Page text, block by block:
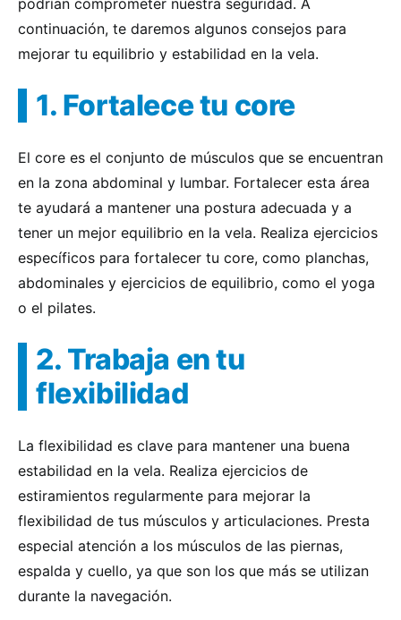
podrían comprometer nuestra seguridad. A
continuación, te daremos algunos consejos para
mejorar tu equilibrio y estabilidad en la vela.
1. Fortalece tu core
El core es el conjunto de músculos que se encuentran
en la zona abdominal y lumbar. Fortalecer esta área
te ayudará a mantener una postura adecuada y a
tener un mejor equilibrio en la vela. Realiza ejercicios
específicos para fortalecer tu core, como planchas,
abdominales y ejercicios de equilibrio, como el yoga
o el pilates.
2. Trabaja en tu
flexibilidad
La flexibilidad es clave para mantener una buena
estabilidad en la vela. Realiza ejercicios de
estiramientos regularmente para mejorar la
flexibilidad de tus músculos y articulaciones. Presta
especial atención a los músculos de las piernas,
espalda y cuello, ya que son los que más se utilizan
durante la navegación.